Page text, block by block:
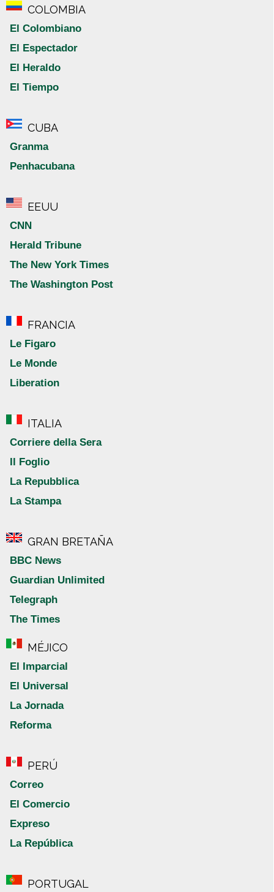
COLOMBIA
El Colombiano
El Espectador
El Heraldo
El Tiempo
CUBA
Granma
Penhacubana
EEUU
CNN
Herald Tribune
The New York Times
The Washington Post
FRANCIA
Le Figaro
Le Monde
Liberation
ITALIA
Corriere della Sera
Il Foglio
La Repubblica
La Stampa
GRAN BRETAÑA
BBC News
Guardian Unlimited
Telegraph
The Times
MÉJICO
El Imparcial
El Universal
La Jornada
Reforma
PERÚ
Correo
El Comercio
Expreso
La República
PORTUGAL